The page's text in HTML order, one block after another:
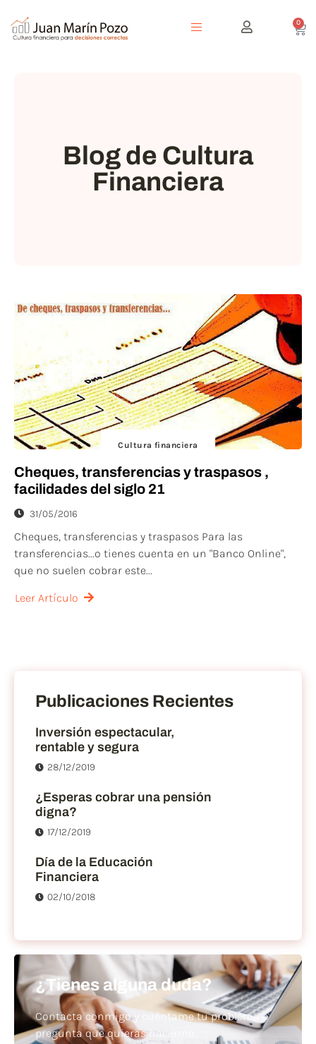
0
Blog de Cultura
Financiera
Cultura financiera
Cheques, transferencias y traspasos ,
facilidades del siglo 21
31/05/2016
Cheques, transferencias y traspasos Para las
transferencias...o tienes cuenta en un "Banco Online",
que no suelen cobrar este...
Leer Artículo
Publicaciones Recientes
Inversión espectacular,
rentable y segura
28/12/2019
¿Esperas cobrar una pensión
digna?
17/12/2019
Día de la Educación
Financiera
02/10/2018
¿Tienes alguna duda?
Contacta conmigo y cuéntame tu problema o
pregunta que quieras hacerme